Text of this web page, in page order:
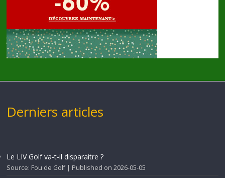
Derniers articles
Le LIV Golf va-t-il disparaitre ?
Source: Fou de Golf Published on 2026-05-05